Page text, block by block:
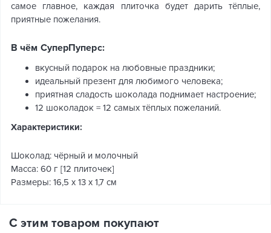
самое главное, каждая плиточка будет дарить тёплые,
приятные пожелания.
В чём СуперПуперс:
вкусный подарок на любовные праздники;
идеальный презент для любимого человека;
приятная сладость шоколада поднимает настроение;
12 шоколадок = 12 самых тёплых пожеланий.
Характеристики:
Шоколад: чёрный и молочный
Масса: 60 г [12 плиточек]
Размеры: 16,5 х 13 х 1,7 см
С этим товаром покупают